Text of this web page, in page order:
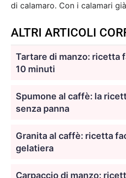
di calamaro. Con i calamari già
ALTRI ARTICOLI
Tartare di manzo: ricetta
10 minuti
Spumone al caffè: la
senza panna
Granita al caffè: ricetta
gelatiera
Carpaccio di manzo: